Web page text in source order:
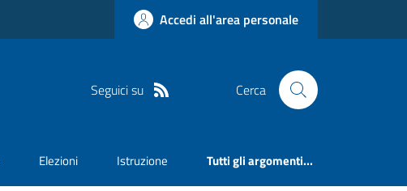
Accedi all'area personale
Seguici su Cerca
Elezioni Istruzione Tutti gli argomenti...